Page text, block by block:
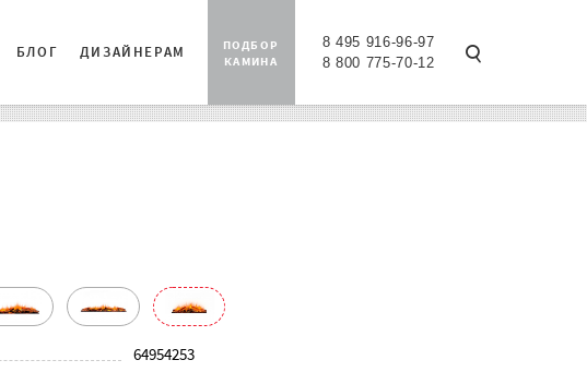
БЛОГ ДИЗАЙНЕРАМ
ПОДБОР
КАМИНА
8 495 916-96-97
8 800 775-70-12
64954253